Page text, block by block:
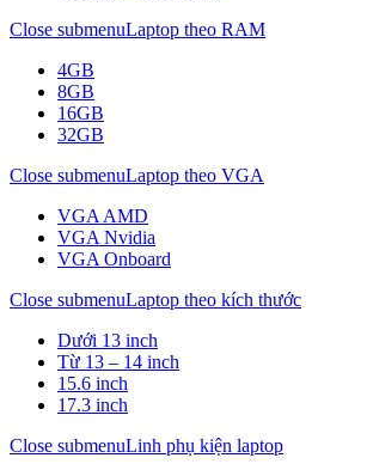
Close submenuLaptop theo RAM
4GB
8GB
16GB
32GB
Close submenuLaptop theo VGA
VGA AMD
VGA Nvidia
VGA Onboard
Close submenuLaptop theo kích thước
Dưới 13 inch
Từ 13 – 14 inch
15.6 inch
17.3 inch
Close submenuLinh phụ kiện laptop